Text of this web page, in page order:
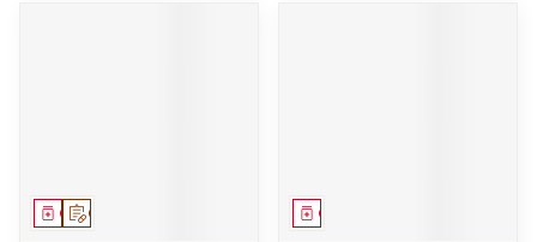
Op voorschrift
Geneesmiddel Geneesmiddel